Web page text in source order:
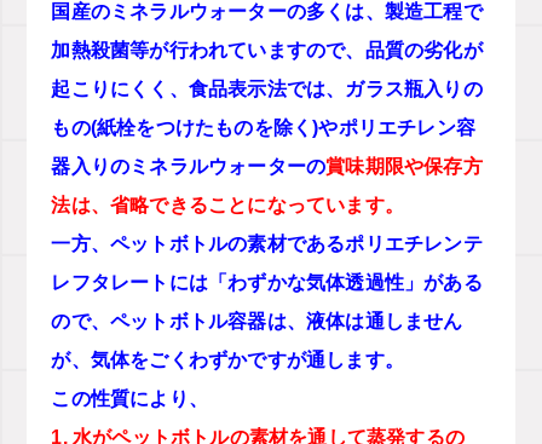
国産のミネラルウォーターの多くは、製造工程で
加熱殺菌等が行われていますので、品質の劣化が
起こりにくく、食品表示法では、ガラス瓶入りの
もの(紙栓をつけたものを除く)やポリエチレン容
器入りのミネラルウォーターの賞味期限や保存方
法は、省略できることになっています。
一方、ペットボトルの素材であるポリエチレンテ
レフタレートには「わずかな気体透過性」がある
ので、ペットボトル容器は、液体は通しません
が、気体をごくわずかですが通します。
この性質により、
1. 水がペットボトルの素材を通して蒸発するの